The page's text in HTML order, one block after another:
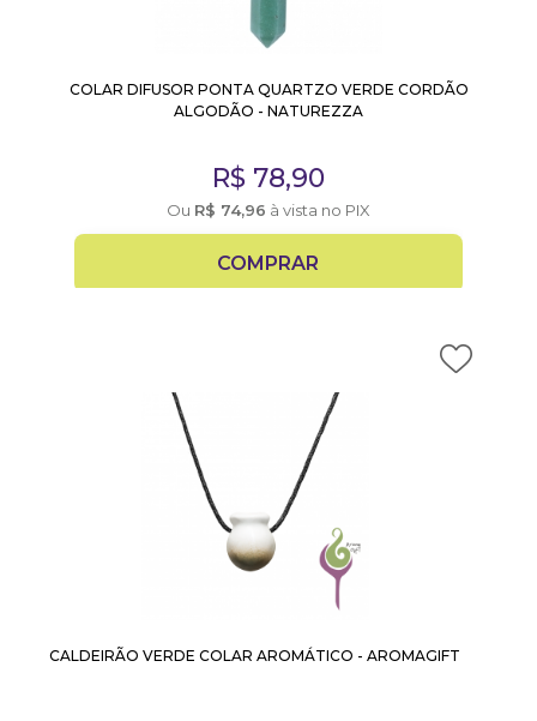
COLAR DIFUSOR PONTA QUARTZO VERDE CORDÃO
ALGODÃO - NATUREZZA
R$ 78,90
Ou R$ 74,96 à vista no PIX
COMPRAR
CALDEIRÃO VERDE COLAR AROMÁTICO - AROMAGIFT